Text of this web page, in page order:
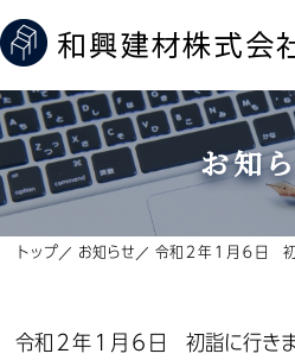
お知
トップ お知らせ 令和２年１月６日 初
令和２年１月６日 初詣に行きま